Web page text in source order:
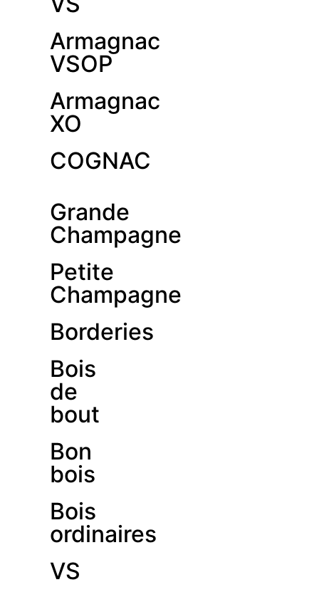
Armagnac
VSOP
Armagnac
XO
COGNAC
Grande
Champagne
Petite
Champagne
Borderies
Bois
de
bout
Bon
bois
Bois
ordinaires
VS